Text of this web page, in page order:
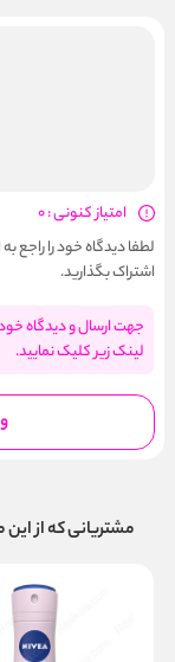
امتیاز کنونی : 0
لطفا دیدگاه خود را راجع به
اشتراک بگذارید.
جهت ارسال و دیدگاه
لینک زیر کلیک نمایید.
مشتریانی که از این